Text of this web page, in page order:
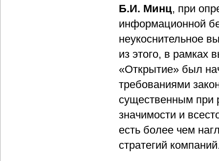
Б.И. Минц, при
информационной
неукоснительное
из этого, в рамках
«Открытие» был
требованиями
существенным при
значимости и
есть более чем
стратегий